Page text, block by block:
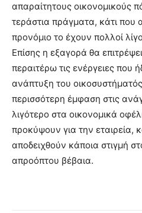
απαραίτητους οικονομικούς
τεράστια πράγματα, κάτι που
προνόμιο το έχουν πολλοί
Επίσης η εξαγορά θα
περαιτέρω τις ενέργειες που
ανάπτυξη του
περισσότερη έμφαση στις
λιγότερο στα οικονομικά
προκύψουν για την εταιρεία,
αποδειχθούν κάποια στιγμή
απροόπτου βέβαια.